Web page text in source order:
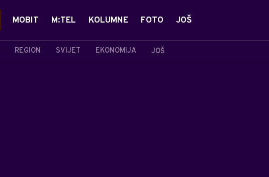
REGION SVIJET EKONOMIJA JOŠ
MOBIT M:TEL KOLUMNE FOTO JOŠ